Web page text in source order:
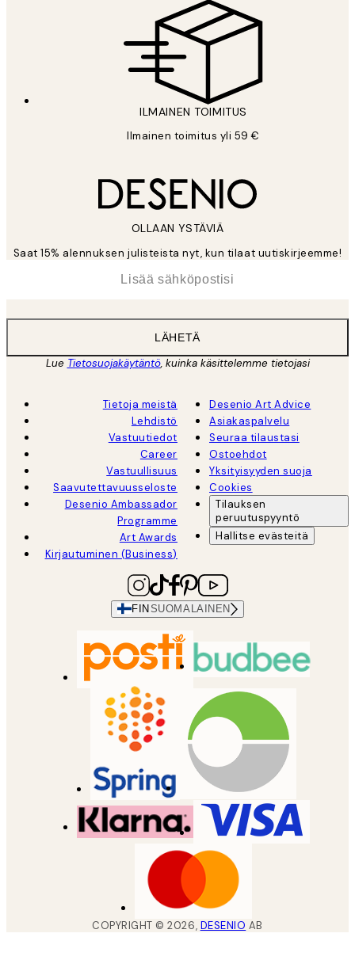
ILMAINEN TOIMITUS
Ilmainen toimitus yli 59 €
OLLAAN YSTÄVIÄ
Saat 15% alennuksen julisteista nyt, kun tilaat uutiskirjeemme!
LÄHETÄ
Lue Tietosuojakäytäntö, kuinka käsittelemme tietojasi
Tietoja meistä
Lehdistö
Vastuutiedot
Career
Vastuullisuus
Saavutettavuusseloste
Desenio Ambassador
Programme
Art Awards
Kirjautuminen (Business)
Desenio Art Advice
Asiakaspalvelu
Seuraa tilaustasi
Ostoehdot
Yksityisyyden suoja
Cookies
Tilauksen
peruutuspyyntö
Hallitse evästeitä
FIN SUOMALAINEN
COPYRIGHT ©2026, DESENIO AB